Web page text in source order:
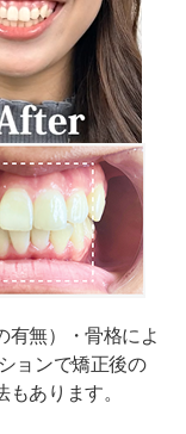
有無）・骨格によ
ョンで矯正後の
あります。